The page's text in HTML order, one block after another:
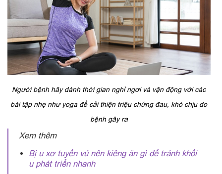
Người bệnh hãy dành thời gian nghỉ ngơi và vận động với các
bài tập nhẹ như yoga để cải thiện triệu chứng đau, khó chịu do
bệnh gây ra
Xem thêm
Bị u xơ tuyến vú nên kiêng ăn gì để tránh khối
u phát triển nhanh